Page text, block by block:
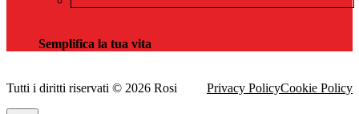
Semplifica la tua vita
Tutti i diritti riservati © 2026 Rosi Privacy PolicyCookie Policy